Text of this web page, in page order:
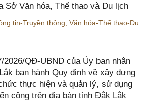
Sở Văn hóa, Thể thao và Du lịch
tin-Truyền thông Văn hóa-Thể thao-Du
2026/QĐ-UBND của Ủy ban nhân
ban hành Quy định về xây dựng
thực hiện và quản lý, sử dụng
công trên địa bàn tỉnh Đắk Lắk